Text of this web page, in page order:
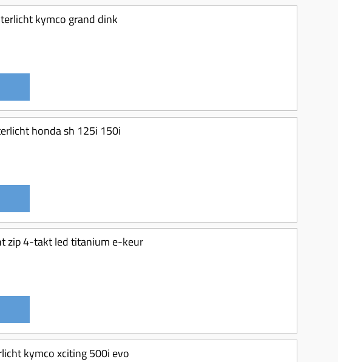
kymco grand dink
honda sh 125i 150i
zip 4-takt led titanium e-keur
kymco xciting 500i evo